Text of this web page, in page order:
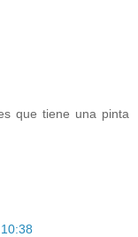
que tiene una pinta